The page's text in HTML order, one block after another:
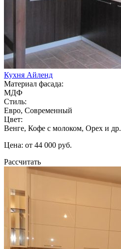
Кухня Айленд
Материал фасада:
МДФ
Стиль:
Евро, Современный
Цвет:
Венге, Кофе с молоком, Орех и др.
Цена: от 44 000 руб.
Рассчитать